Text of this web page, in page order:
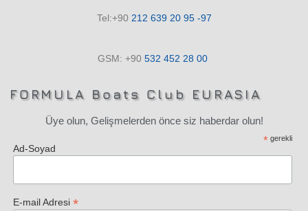
Tel:+90 212 639 20 95 -97
GSM: +90 532 452 28 00
FORMULA Boats Club EURASIA
Üye olun, Gelişmelerden önce siz haberdar olun!
* gerekli
Ad-Soyad
E-mail Adresi*